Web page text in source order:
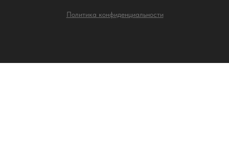
Политика конфиденциальности